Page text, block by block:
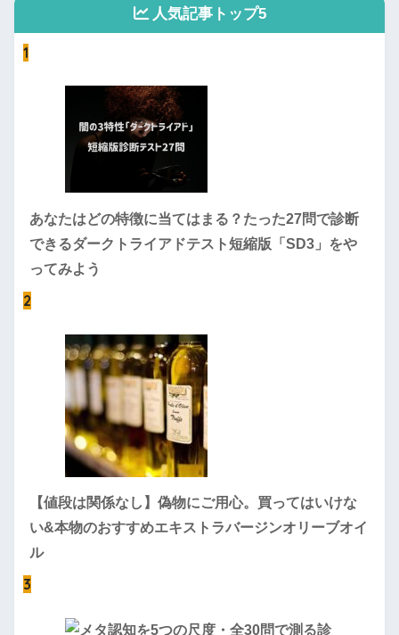
人気記事トップ5
1
あなたはどの特徴に当てはまる？たった27問で診断
できるダークトライアドテスト短縮版「SD3」をや
ってみよう
2
【値段は関係なし】偽物にご用心。買ってはいけな
い&本物のおすすめエキストラバージンオリーブオイ
ル
3